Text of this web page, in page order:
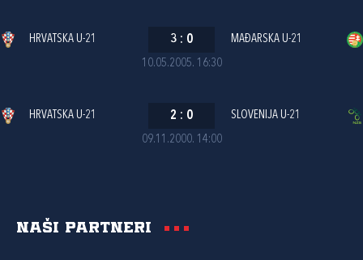
10.05.2005. 16:30
HRVATSKA U-21 3 : 0 MAĐARSKA U-21
09.11.2000. 14:00
HRVATSKA U-21 2 : 0 SLOVENIJA U-21
Naši partneri